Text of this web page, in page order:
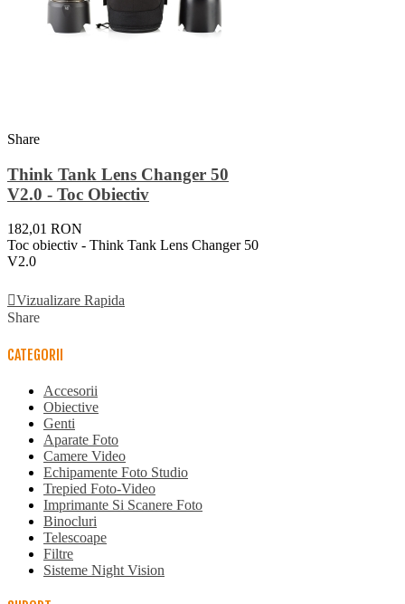
Share
Think Tank Lens Changer 50
V2.0 - Toc Obiectiv
182,01 RON
Toc obiectiv - Think Tank Lens Changer 50
V2.0
Vizualizare Rapida
Share
CATEGORII
Accesorii
Obiective
Genti
Aparate Foto
Camere Video
Echipamente Foto Studio
Trepied Foto-Video
Imprimante Si Scanere Foto
Binocluri
Telescoape
Filtre
Sisteme Night Vision